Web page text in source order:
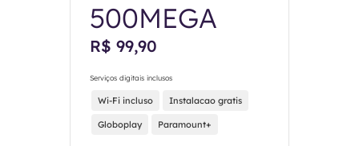
500MEGA
R$ 99,90
Serviços digitais inclusos
Wi-Fi incluso Instalacao gratis
Globoplay Paramount+